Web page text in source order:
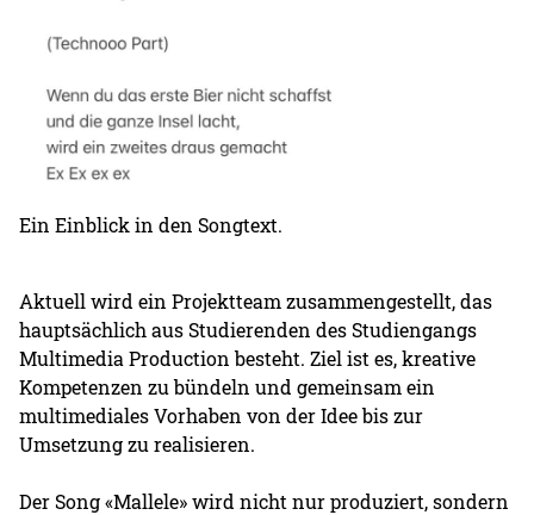
Ein Einblick in den Songtext.
Aktuell wird ein Projektteam zusammengestellt, das
hauptsächlich aus Studierenden des Studiengangs
Multimedia Production besteht. Ziel ist es, kreative
Kompetenzen zu bündeln und gemeinsam ein
multimediales Vorhaben von der Idee bis zur
Umsetzung zu realisieren.
Der Song «Mallele» wird nicht nur produziert, sondern